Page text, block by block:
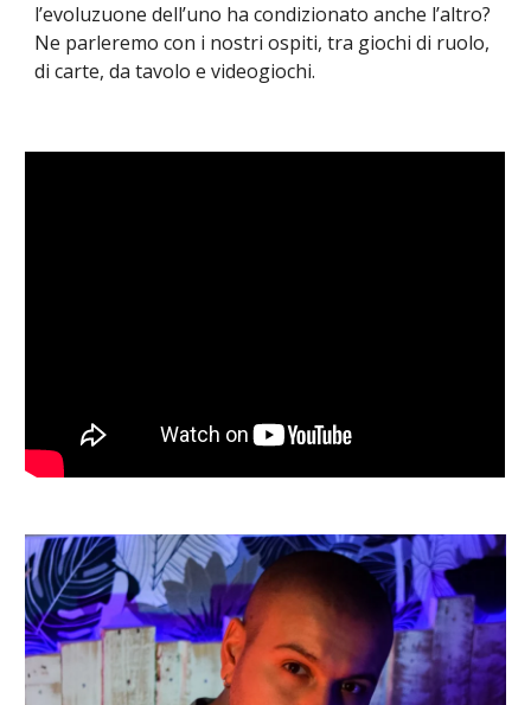
l’evoluzuone dell’uno ha condizionato anche l’altro?
Ne parleremo con i nostri ospiti, tra giochi di ruolo,
di carte, da tavolo e videogiochi.